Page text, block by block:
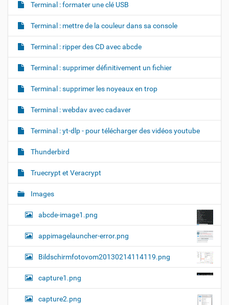
Terminal : formater une clé USB
Terminal : mettre de la couleur dans sa console
Terminal : ripper des CD avec abcde
Terminal : supprimer définitivement un fichier
Terminal : supprimer les noyeaux en trop
Terminal : webdav avec cadaver
Terminal : yt-dlp - pour télécharger des vidéos youtube
Thunderbird
Truecrypt et Veracrypt
Images
abcde-image1.png
appimagelauncher-error.png
Bildschirmfotovom20130214114119.png
capture1.png
capture2.png